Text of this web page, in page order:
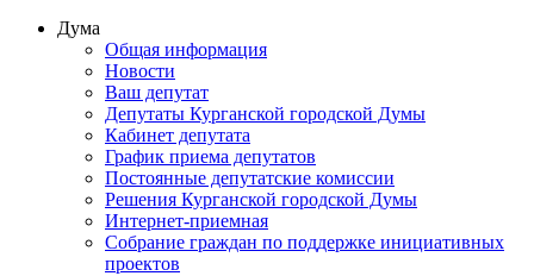
Дума
Общая информация
Новости
Ваш депутат
Депутаты Курганской городской Думы
Кабинет депутата
График приема депутатов
Постоянные депутатские комиссии
Решения Курганской городской Думы
Интернет-приемная
Собрание граждан по поддержке инициативных
проектов